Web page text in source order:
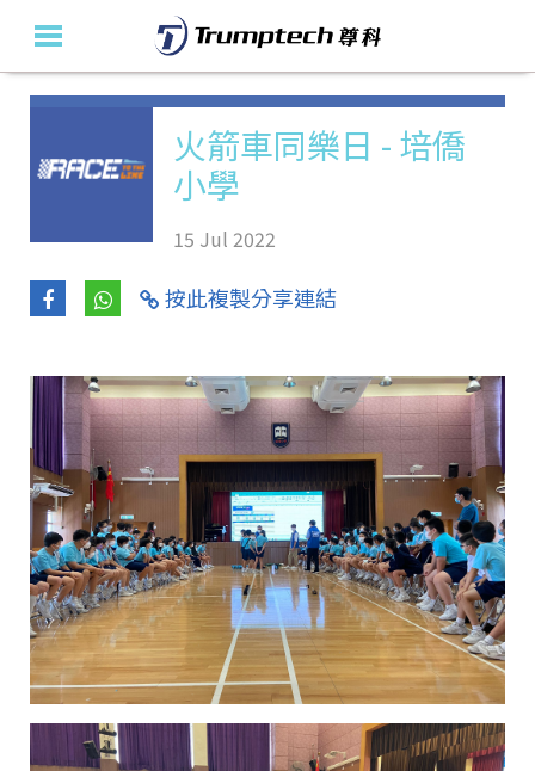
火箭車同樂日 - 培僑
小學
15 Jul 2022
按此複製分享連結
主頁
關於我們
教育產品及方案
活動花絮
聯絡我們
En